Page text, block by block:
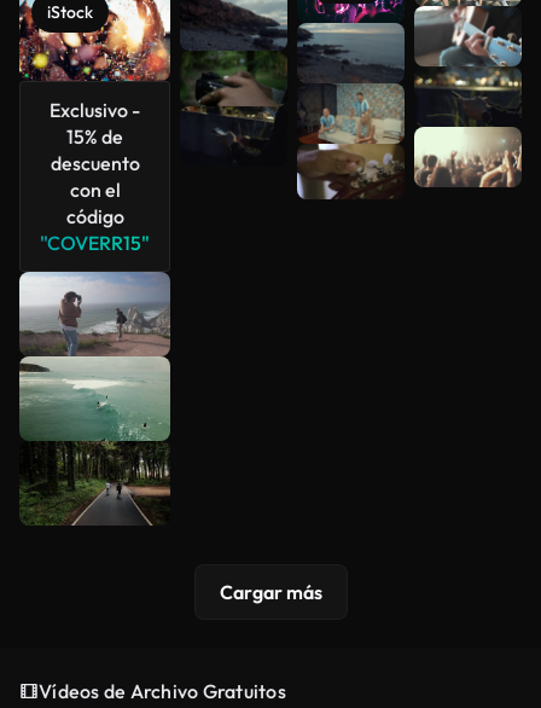
iStock
Exclusivo -
15% de
descuento
con el
código
"COVERR15"
Ver más
Cargar más
Vídeos de Archivo Gratuitos